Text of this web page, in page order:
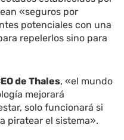
«seguros por
potenciales con una
repelerlos sino para
de Thales, «el mundo
mejorará
solo funcionará si
piratear el sistema».